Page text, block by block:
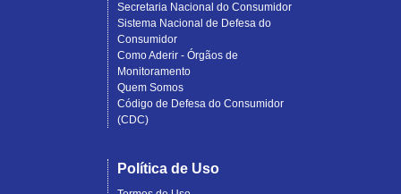
Secretaria Nacional do Consumidor
Sistema Nacional de Defesa do
Consumidor
Como Aderir - Órgãos de
Monitoramento
Quem Somos
Código de Defesa do Consumidor
(CDC)
Política de Uso